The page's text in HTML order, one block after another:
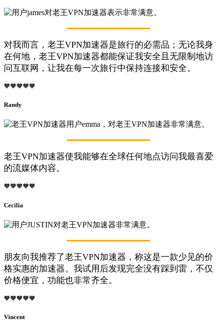
对我而言，老王VPN加速器是旅行的必需品；无论我身
在何地，老王VPN加速器都能保证我安全且无限制地访
问互联网，让我在每一次旅行中保持连接和安全。
🧡🧡🧡🧡🧡
Randy
老王VPN加速器使我能够在全球任何地点访问我最喜爱
的流媒体内容。
🧡🧡🧡🧡🧡
Cecilia
朋友向我推荐了老王VPN加速器，称这是一款少见的价
格实惠的加速器。我试用后发现完全没有踩到雷，不仅
价格便宜，功能也非常齐全。
🧡🧡🧡🧡🧡
Vincent